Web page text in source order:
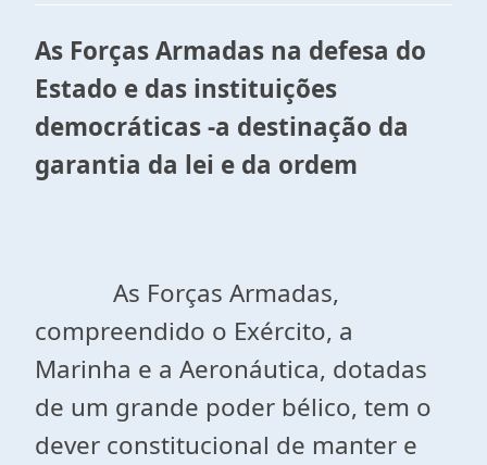
As Forças Armadas na defesa do
Estado e das instituições
democráticas -a destinação da
garantia da lei e da ordem
As Forças Armadas,
compreendido o Exército, a
Marinha e a Aeronáutica, dotadas
de um grande poder bélico, tem o
dever constitucional de manter e